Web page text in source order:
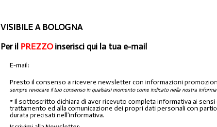
VISIBILE A BOLOGNA
Per il PREZZOinserisci qui la tua e-mail
E-mail:
Presto il consenso a ricevere newsletter con informazioni
sempre revocare il tuo consenso in qualsiasi momento come indicato nella nostra
* Il sottoscritto dichiara di aver ricevuto completa informativa ai
trattamento ed alla comunicazione dei propri dati personali con
durata precisati nell'informativa.